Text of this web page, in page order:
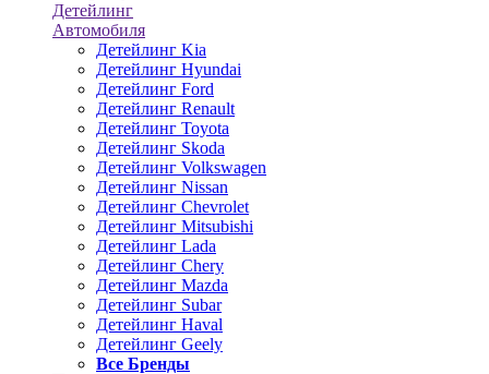
Детейлинг
Автомобиля
Детейлинг Kia
Детейлинг Hyundai
Детейлинг Ford
Детейлинг Renault
Детейлинг Toyota
Детейлинг Skoda
Детейлинг Volkswagen
Детейлинг Nissan
Детейлинг Chevrolet
Детейлинг Mitsubishi
Детейлинг Lada
Детейлинг Chery
Детейлинг Mazda
Детейлинг Subar
Детейлинг Haval
Детейлинг Geely
Все Бренды